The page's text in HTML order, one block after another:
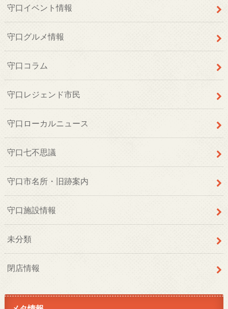
守口イベント情報
守口グルメ情報
守口コラム
守口レジェンド市民
守口ローカルニュース
守口七不思議
守口市名所・旧跡案内
守口施設情報
未分類
閉店情報